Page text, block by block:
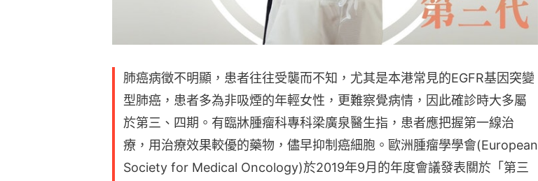
肺癌病徵不明顯，患者往往受襲而不知，尤其是本港常見的EGFR基因突變
型肺癌，患者多為非吸煙的年輕女性，更難察覺病情，因此確診時大多屬
於第三、四期。有臨牀腫瘤科專科梁廣泉醫生指，患者應把握第一線治
療，用治療效果較優的藥物，儘早抑制癌細胞。歐洲腫瘤學學會(European
Society for Medical Oncology)於2019年9月的年度會議發表關於「第三